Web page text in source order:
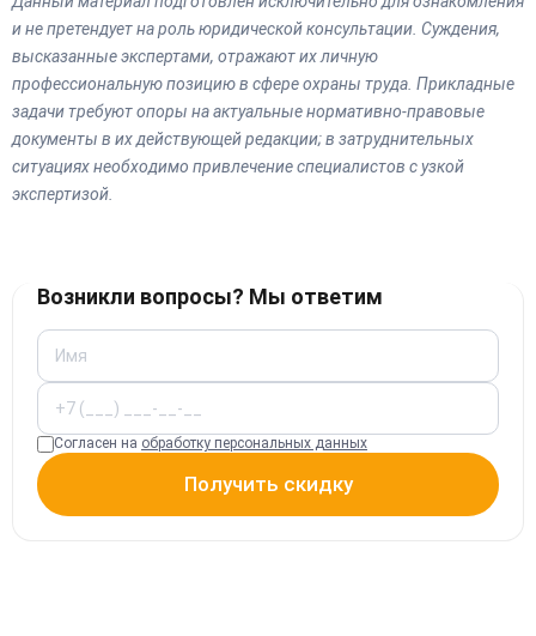
и не претендует на роль юридической консультации. Суждения,
высказанные экспертами, отражают их личную
профессиональную позицию в сфере охраны труда. Прикладные
задачи требуют опоры на актуальные нормативно-правовые
документы в их действующей редакции; в затруднительных
ситуациях необходимо привлечение специалистов с узкой
экспертизой.
Возникли вопросы? Мы ответим
Согласен на обработку персональных данных
Получить скидку